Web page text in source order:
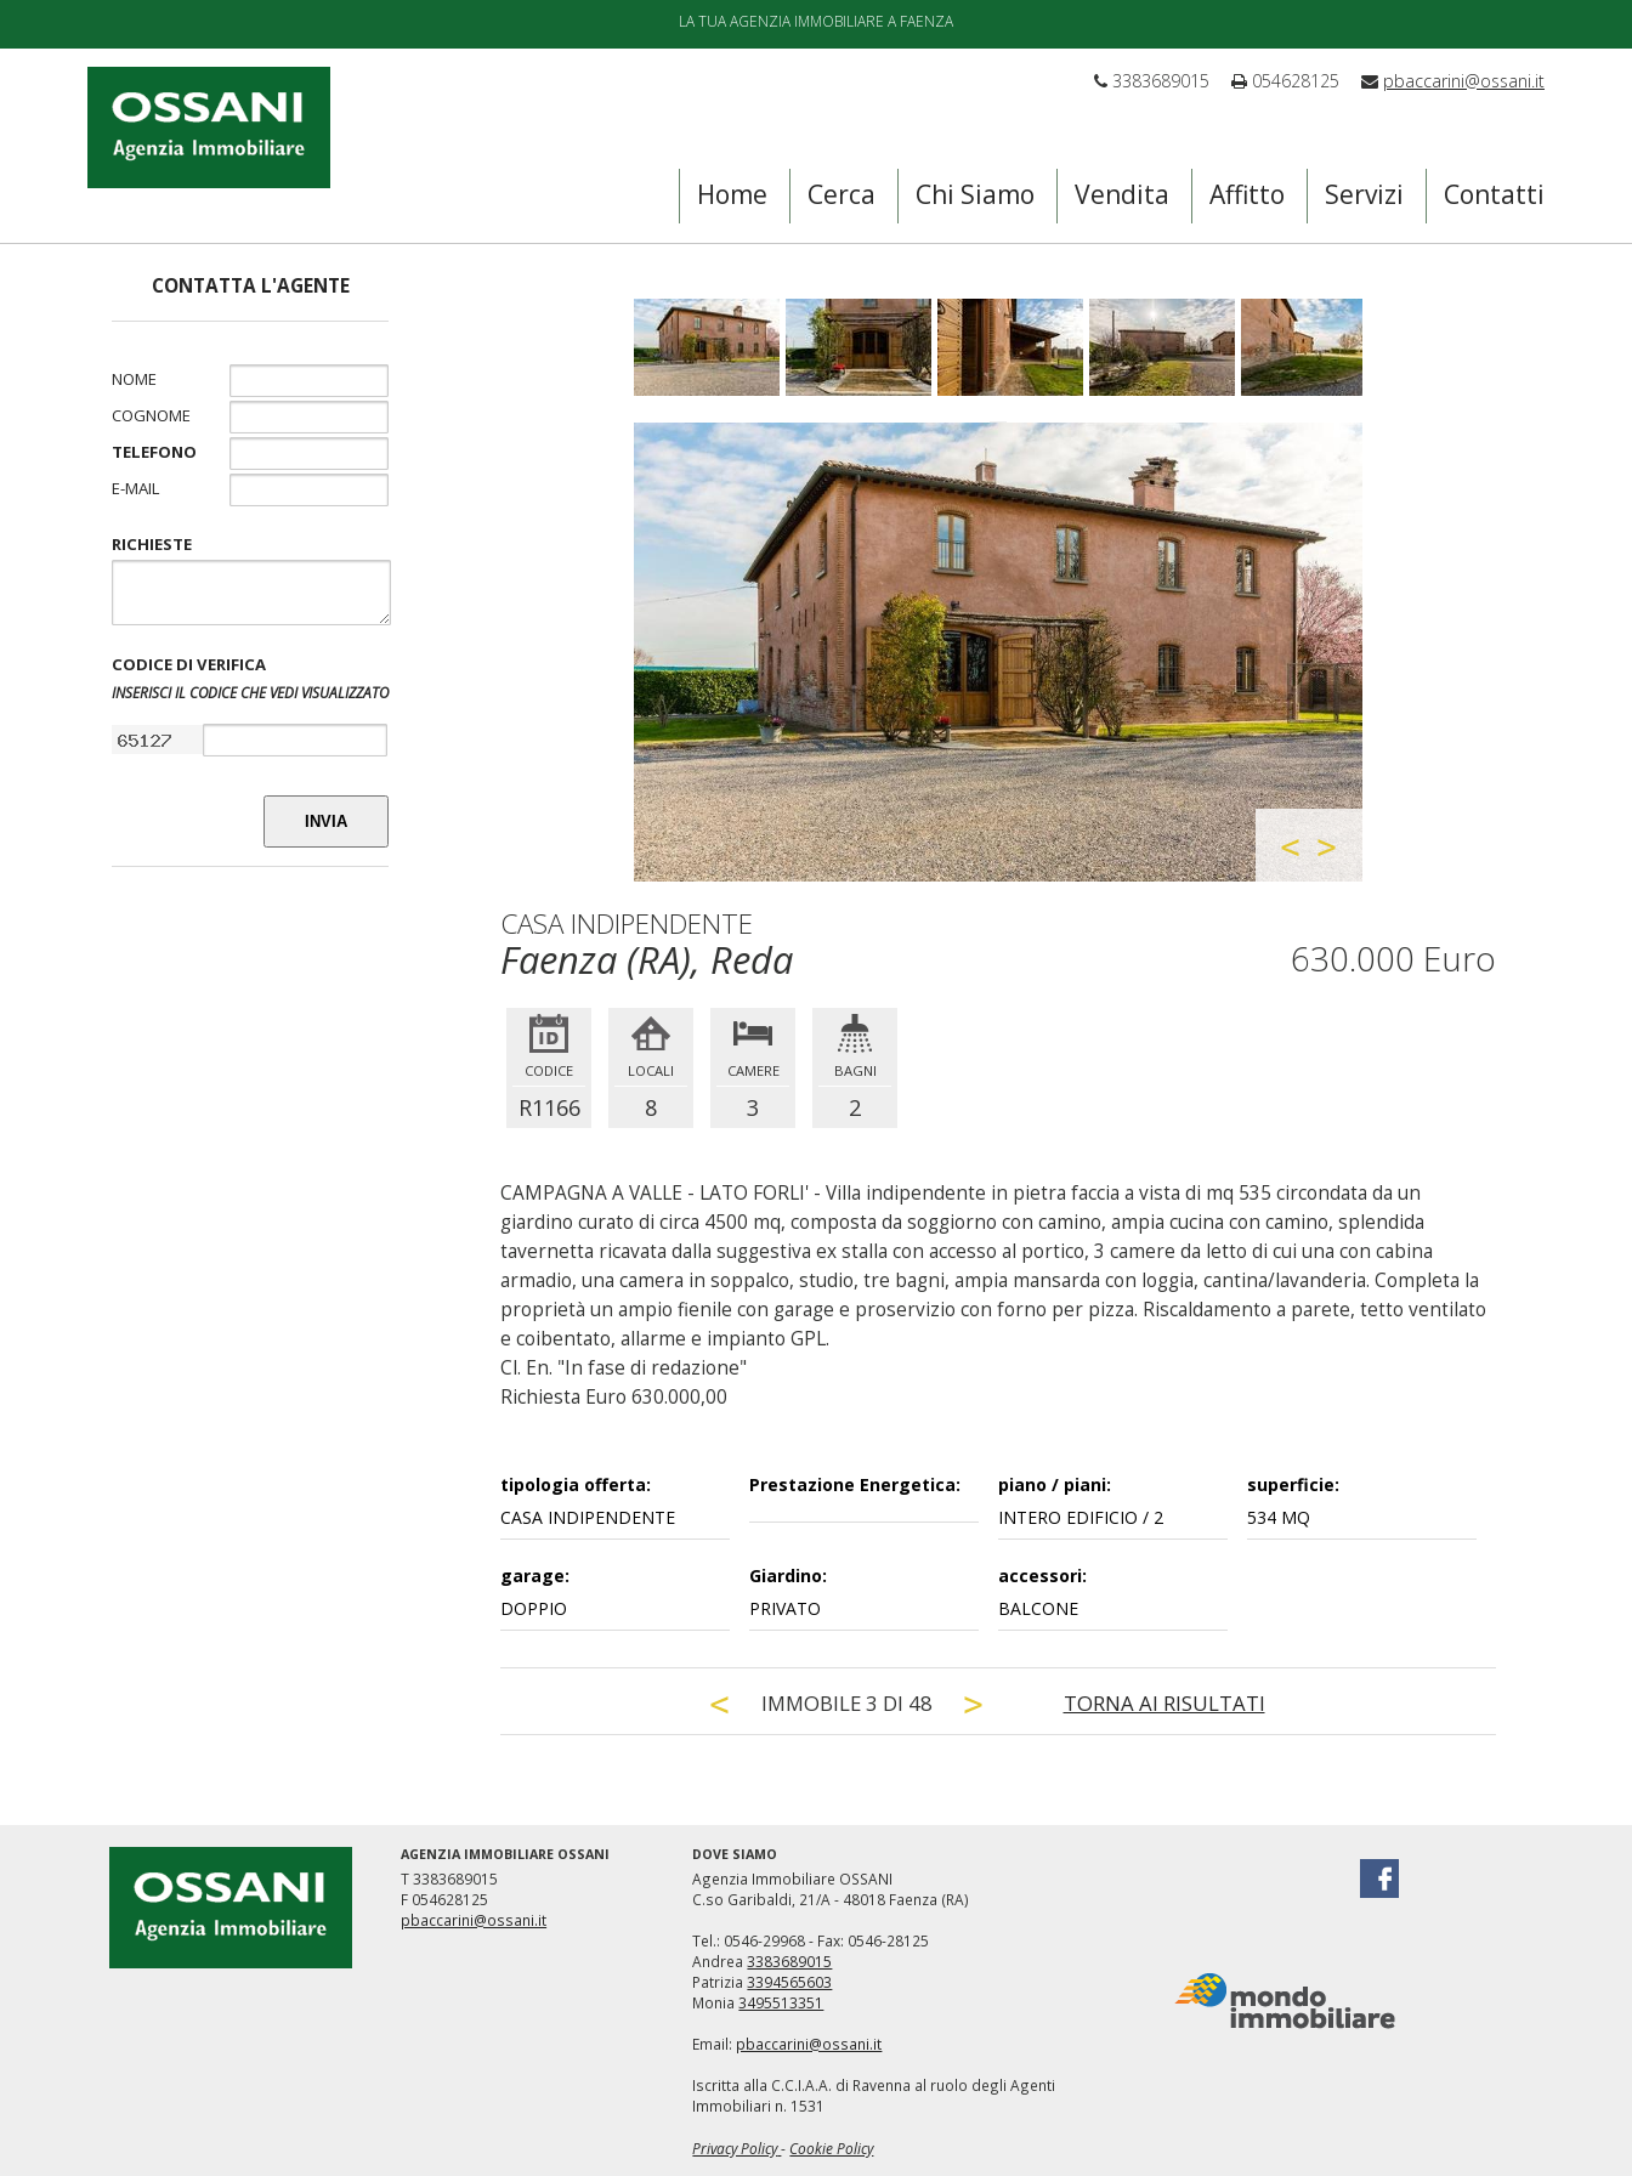
LA TUA AGENZIA IMMOBILIARE A FAENZA
3383689015 054628125 pbaccarini@ossani.it
Home Cerca Chi Siamo Vendita Affitto Servizi Contatti
CONTATTA L'AGENTE
NOME
COGNOME
TELEFONO
E-MAIL
RICHIESTE
CODICE DI VERIFICA
INSERISCI IL CODICE CHE VEDI VISUALIZZATO
INVIA
CASA INDIPENDENTE
Faenza (RA), Reda 630.000 Euro
CODICE
R1166
LOCALI
8
CAMERE
3
BAGNI
2
CAMPAGNA A VALLE - LATO FORLI' - Villa indipendente in pietra faccia a vista di mq 535 circondata da un
giardino curato di circa 4500 mq, composta da soggiorno con camino, ampia cucina con camino, splendida
tavernetta ricavata dalla suggestiva ex stalla con accesso al portico, 3 camere da letto di cui una con cabina
armadio, una camera in soppalco, studio, tre bagni, ampia mansarda con loggia, cantina/lavanderia. Completa la
proprietà un ampio fienile con garage e proservizio con forno per pizza. Riscaldamento a parete, tetto ventilato
e coibentato, allarme e impianto GPL.
Cl. En. "In fase di redazione"
Richiesta Euro 630.000,00
tipologia offerta:
CASA INDIPENDENTE
Prestazione Energetica:
piano / piani:
INTERO EDIFICIO / 2
superficie:
534 MQ
garage:
DOPPIO
Giardino:
PRIVATO
accessori:
BALCONE
IMMOBILE3 DI 48 TORNA AI RISULTATI
AGENZIA IMMOBILIARE OSSANI
T 3383689015
F 054628125
pbaccarini@ossani.it
DOVE SIAMO
Agenzia Immobiliare OSSANI
C.so Garibaldi, 21/A - 48018 Faenza (RA)
Tel.: 0546-29968 - Fax: 0546-28125
Andrea3383689015
Patrizia3394565603
Monia3495513351
Email: pbaccarini@ossani.it
Iscritta alla C.C.I.A.A. di Ravenna al ruolo degli Agenti
Immobiliari n. 1531
Privacy Policy- Cookie Policy
Mondo Immobiliare